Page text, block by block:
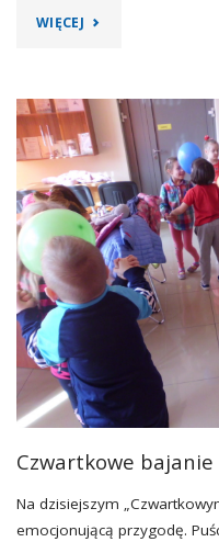
WIĘCEJ"BYĆ
BYĆ
KOBIETĄ.."
Czwartkowe bajanie
Na dzisiejszym
emocjonującą przygodę.